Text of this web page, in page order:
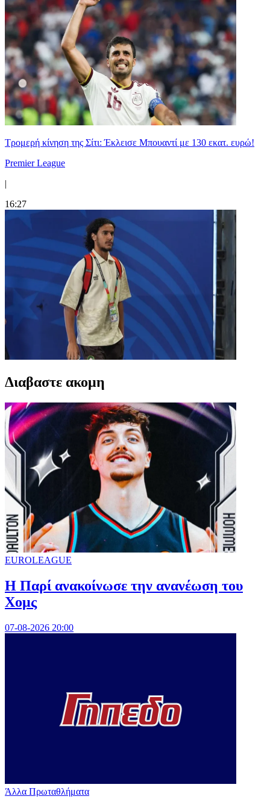
Τρομερή κίνηση της Σίτι: Έκλεισε Μπουαντί με 130 εκατ. ευρώ!
Premier League
|
16:27
Διαβαστε ακομη
EUROLEAGUE
Η Παρί ανακοίνωσε την ανανέωση του
Χομς
07-08-2026 20:00
Άλλα Πρωταθλήματα